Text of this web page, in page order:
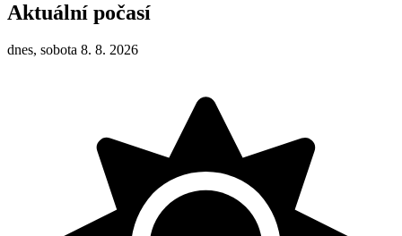
Aktuální počasí
dnes, sobota 8. 8. 2026